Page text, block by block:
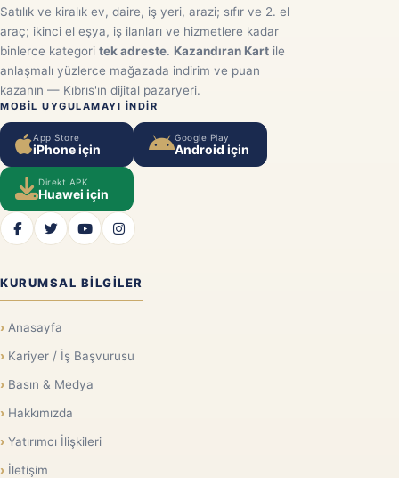
Satılık ve kiralık ev, daire, iş yeri, arazi; sıfır ve 2. el
araç; ikinci el eşya, iş ilanları ve hizmetlere kadar
binlerce kategori tek adreste. Kazandıran Kart ile
anlaşmalı yüzlerce mağazada indirim ve puan
kazanın — Kıbrıs'ın dijital pazaryeri.
MOBIL UYGULAMAYI INDIR
App Store
iPhone için
Google Play
Android için
Direkt APK
Huawei için
KURUMSAL BILGILER
Anasayfa
Kariyer / İş Başvurusu
Basın & Medya
Hakkımızda
Yatırımcı İlişkileri
İletişim